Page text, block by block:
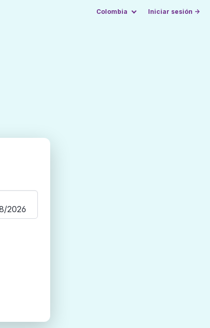
Colombia Iniciar sesión →